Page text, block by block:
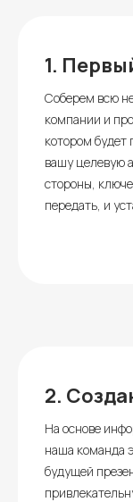
1.
Соберем всю
компании и
котором
вашу целевую
стороны,
передать, и
2.
На основе
наша команда
будущей